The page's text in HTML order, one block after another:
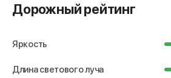
Дорожный рейтинг
Яркость
Длина светового луча